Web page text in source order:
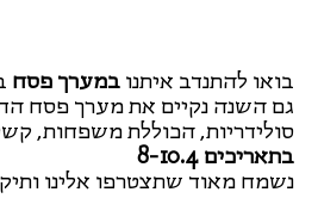
בואו להתנדב איתנו במערך פסח
גם השנה נקיים את מערך פסח
סולידריות, הכוללת משפחות,
בתאריכים 8-10.4
נשמח מאוד שתצטרפו אלינו